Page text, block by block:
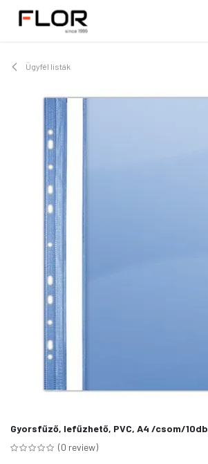
Ügyfél listák
Gyorsfűző, lefűzhető, PVC, A4 /csom/10db
(0 review)